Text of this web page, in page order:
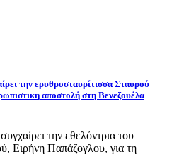
την ερυθροσταυρίτισσα Σταυρού
αποστολή στη Βενεζουέλα
την εθελόντρια του
Ειρήνη Παπάζογλου, για τη